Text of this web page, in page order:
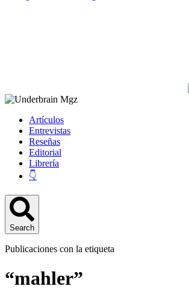
Artículos
Entrevistas
Reseñas
Editorial
Librería
👇
Search
Publicaciones con la etiqueta
“mahler”